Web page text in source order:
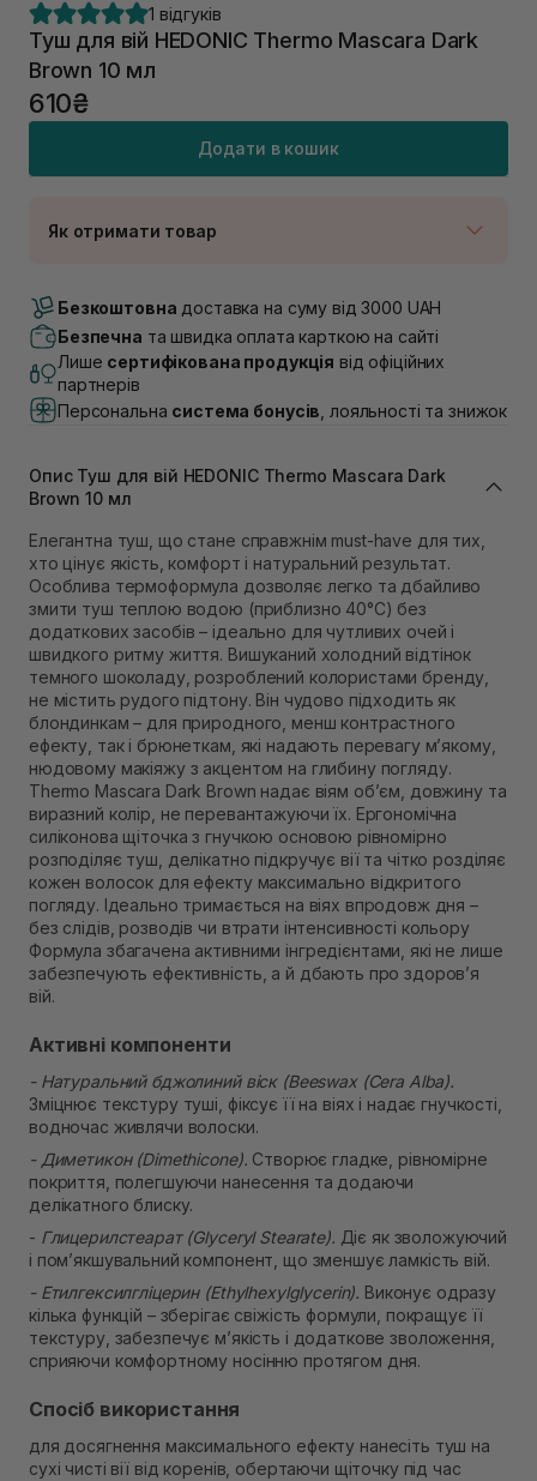
1 відгуків
Туш для вій HEDONIC Thermo Mascara Dark
Brown 10 мл
610₴
Додати в кошик
Як отримати товар
В наявності
Самовивіз м. Луцьк, вул. Винниченка 4
В наявності
Самовивіз м. Львів, вул. Академіка Підстригача, 1В
(Duck’s Lake)
В наявності
В наявності
Самовивіз м. Львів, вул. Степана Бандери 45
Самовивіз м. Рівне, вул. 16-го Липня, 15
В наявності
Самовивіз м. Рівне, вул. Кулика і Гудачека 23 (ТЦ
Екватор)
В наявності
Безкоштовна доставка на суму від 3000 UAH
Безпечна та швидка оплата карткою на сайті
Лише сертифікована продукція від офіційних
партнерів
Персональна система бонусів , лояльності та знижок
Опис Туш для вій HEDONIC Thermo Mascara Dark
Brown 10 мл
Елегантна туш, що стане справжнім must-have для тих,
хто цінує якість, комфорт і натуральний результат.
Особлива термоформула дозволяє легко та дбайливо
змити туш теплою водою (приблизно 40°C) без
додаткових засобів – ідеально для чутливих очей і
швидкого ритму життя. Вишуканий холодний відтінок
темного шоколаду, розроблений колористами бренду,
не містить рудого підтону. Він чудово підходить як
блондинкам – для природного, менш контрастного
ефекту, так і брюнеткам, які надають перевагу м’якому,
нюдовому макіяжу з акцентом на глибину погляду.
Thermo Mascara Dark Brown надає віям об’єм, довжину та
виразний колір, не перевантажуючи їх. Ергономічна
силіконова щіточка з гнучкою основою рівномірно
розподіляє туш, делікатно підкручує вії та чітко розділяє
кожен волосок для ефекту максимально відкритого
погляду. Ідеально тримається на віях впродовж дня –
без слідів, розводів чи втрати інтенсивності кольору
Формула збагачена активними інгредієнтами, які не лише
забезпечують ефективність, а й дбають про здоров’я
вій.
Активні компоненти
- Натуральний бджолиний віск (Beeswax (Cera Alba).
Зміцнює текстуру туші, фіксує її на віях і надає гнучкості,
водночас живлячи волоски.
- Диметикон (Dimethicone). Створює гладке, рівномірне
покриття, полегшуючи нанесення та додаючи
делікатного блиску.
- Глицерилстеарат (Glyceryl Stearate). Діє як зволожуючий
і пом’якшувальний компонент, що зменшує ламкість вій.
- Етилгексилгліцерин (Ethylhexylglycerin). Виконує одразу
кілька функцій – зберігає свіжість формули, покращує її
текстуру, забезпечує м’якість і додаткове зволоження,
сприяючи комфортному носінню протягом дня.
Спосіб використання
для досягнення максимального ефекту нанесіть туш на
сухі чисті вії від коренів, обертаючи щіточку під час